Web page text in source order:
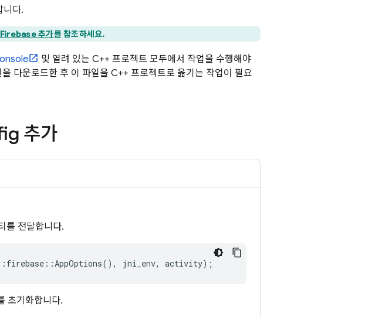
니다.
추가를 참조하세요.
및 열려 있는 C++ 프로젝트 모두에서 작업을 수행해야
다운로드한 후 이 파일을 C++ 프로젝트로 옮기는 작업이 필요
추가
를 전달합니다.
firebase ::AppOptions(), jni_env, activity);
초기화합니다.